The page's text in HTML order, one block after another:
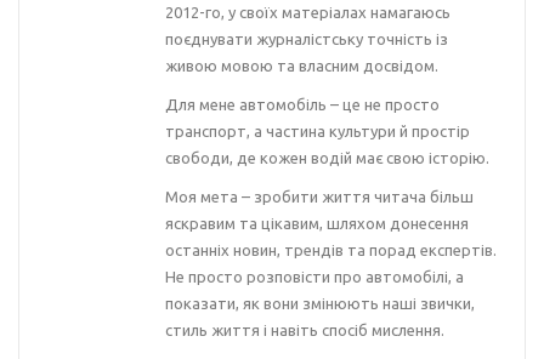
2012-го, у своїх матеріалах намагаюсь
поєднувати журналістську точність із
живою мовою та власним досвідом.
Для мене автомобіль – це не просто
транспорт, а частина культури й простір
свободи, де кожен водій має свою історію.
Моя мета – зробити життя читача більш
яскравим та цікавим, шляхом донесення
останніх новин, трендів та порад експертів.
Не просто розповісти про автомобілі, а
показати, як вони змінюють наші звички,
стиль життя і навіть спосіб мислення.